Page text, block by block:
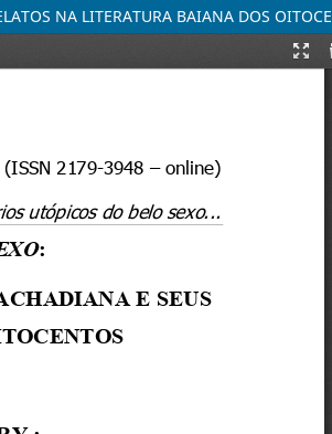
NA LITERATURA BAIANA DOS